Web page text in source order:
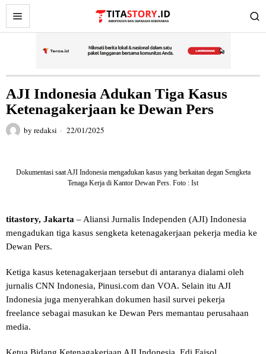
AJI Indonesia Adukan Tiga Kasus
Ketenagakerjaan ke Dewan Pers
by redaksi 22/01/2025
Dokumentasi saat AJI Indonesia mengadukan kasus yang berkaitan degan Sengketa
Tenaga Kerja di Kantor Dewan Pers. Foto : Ist
titastory, Jakarta – Aliansi Jurnalis Independen (AJI) Indonesia
mengadukan tiga kasus sengketa ketenagakerjaan pekerja media ke
Dewan Pers.
Ketiga kasus ketenagakerjaan tersebut di antaranya dialami oleh
jurnalis CNN Indonesia, Pinusi.com dan VOA. Selain itu AJI
Indonesia juga menyerahkan dokumen hasil survei pekerja
freelance sebagai masukan ke Dewan Pers memantau perusahaan
media.
Ketua Bidang Ketenagakerjaan AJI Indonesia, Edi Faisol